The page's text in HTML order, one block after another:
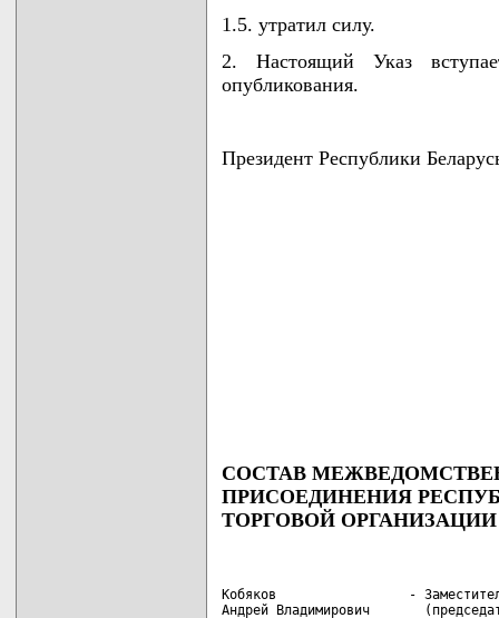
1.5. утратил силу.
2. Настоящий Указ
опубликования.
Президент Республики
СОСТАВ
ПРИСОЕДИНЕНИЯ
ТОРГОВОЙ ОРГАНИЗАЦИИ
Кобяков                 - Заместитель